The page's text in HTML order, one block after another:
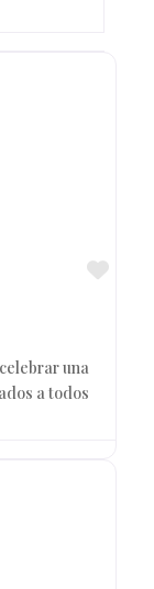
una
a todos